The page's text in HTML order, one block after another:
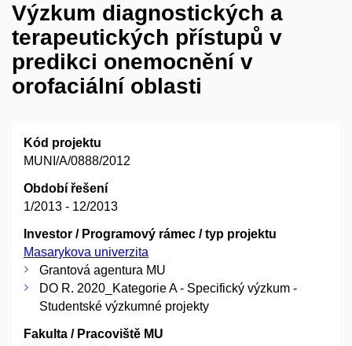
Výzkum diagnostických a
terapeutických přístupů v
predikci onemocnění v
orofaciální oblasti
Kód projektu
MUNI/A/0888/2012
Období řešení
1/2013 - 12/2013
Investor / Programový rámec / typ projektu
Masarykova univerzita
Grantová agentura MU
DO R. 2020_Kategorie A - Specifický výzkum -
Studentské výzkumné projekty
Fakulta / Pracoviště MU